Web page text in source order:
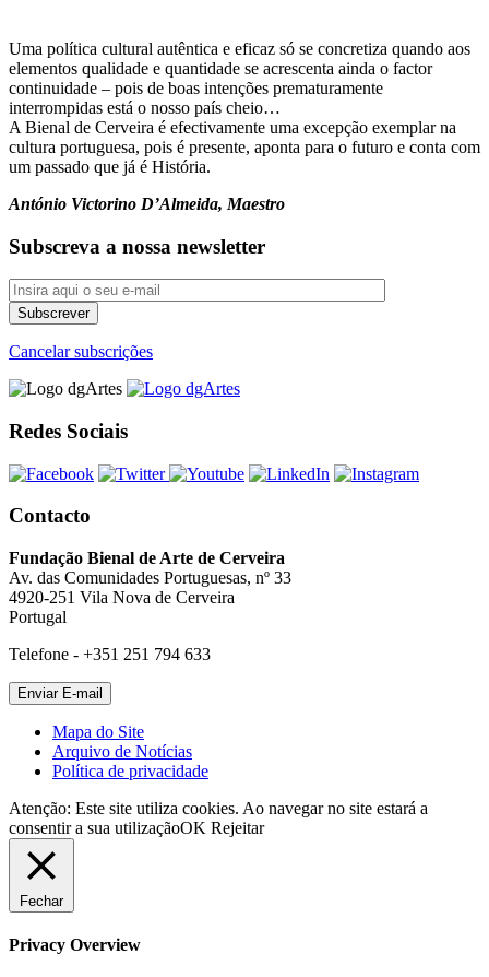
Uma política cultural autêntica e eficaz só se concretiza quando aos
elementos qualidade e quantidade se acrescenta ainda o factor
continuidade – pois de boas intenções prematuramente
interrompidas está o nosso país cheio…
A Bienal de Cerveira é efectivamente uma excepção exemplar na
cultura portuguesa, pois é presente, aponta para o futuro e conta com
um passado que já é História.
António Victorino D’Almeida, Maestro
Subscreva a nossa newsletter
Cancelar subscrições
Redes Sociais
Contacto
Fundação Bienal de Arte de Cerveira
Av. das Comunidades Portuguesas, nº 33
4920-251 Vila Nova de Cerveira
Portugal
Telefone - +351 251 794 633
Mapa do Site
Arquivo de Notícias
Política de privacidade
Atenção: Este site utiliza cookies. Ao navegar no site estará a
consentir a sua utilizaçãoOK Rejeitar
Fechar
Privacy Overview